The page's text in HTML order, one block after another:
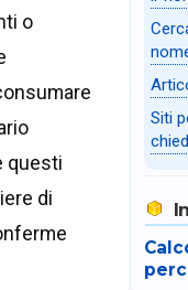
o
questi
di
Siti